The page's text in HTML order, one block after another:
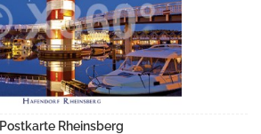
Postkarte Rheinsberg